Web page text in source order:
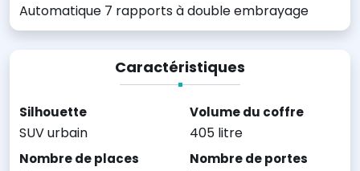
Automatique 7 rapports à double embrayage
Caractéristiques
Silhouette
SUV urbain
Volume du coffre
405 litre
Nombre de places Nombre de portes